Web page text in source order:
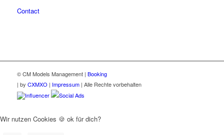
Contact
© CM Models Management | Booking
| by CXMXO | Impressum| Alle Rechte vorbehalten
Influencer
Social Ads
Wir nutzen Cookies 🍪 ok für dich?